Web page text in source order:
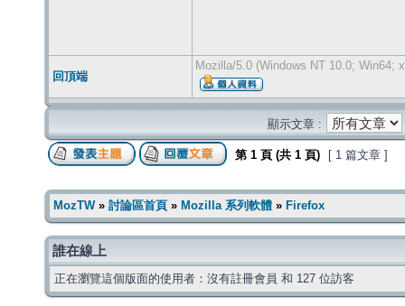
回頂端
Mozilla/5.0 (Windows NT 10.0; Win64;
顯示文章 :
第 1 頁 (共 1 頁) [ 1 篇文章 ]
MozTW» 討論區首頁 » Mozilla 系列軟體 » Firefox
誰在線上
正在瀏覽這個版面的使用者：沒有註冊會員 和 127 位訪客